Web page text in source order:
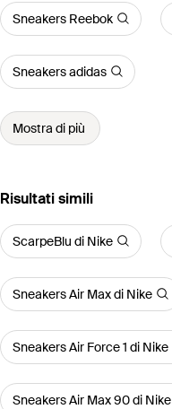
Sneakers Reebok
Sneakers adidas
Mostra di più
Risultati simili
ScarpeBlu di Nike
Sneakers Air Max di Nike
Sneakers Air Force 1 di Nike
Sneakers Air Max 90 di Nike